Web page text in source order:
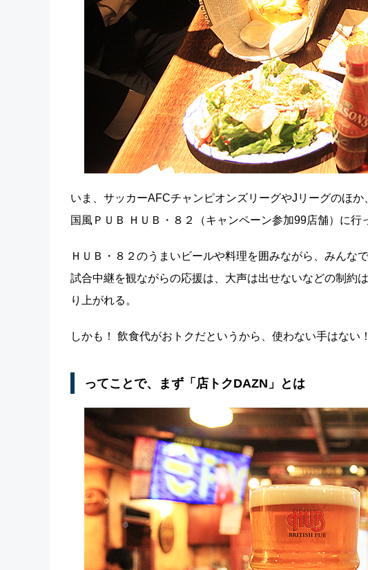
いま、サッカーAFCチャンピオンズリーグやJリーグのほ
国風ＰＵＢ ＨＵＢ・８２（キャンペーン参加99店舗）に行
ＨＵＢ・８２のうまいビールや料理を囲みながら、みんな
試合中継を観ながらの応援は、大声は出せないなどの制約
り上がれる。
しかも！ 飲食代がおトクだというから、使わない手はない！
ってことで、まず「店トクDAZN」とは